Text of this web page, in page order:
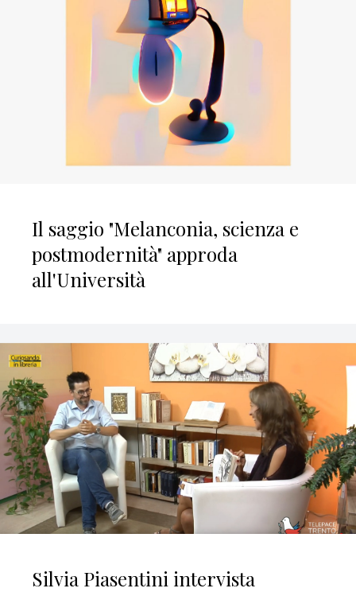
Il saggio "Melanconia, scienza e
postmodernità" approda
all'Università
Silvia Piasentini intervista